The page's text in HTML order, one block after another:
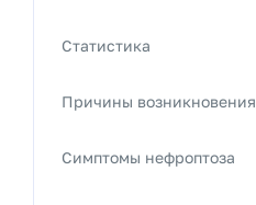
Статистика
Причины возникновения
Симптомы нефроптоза